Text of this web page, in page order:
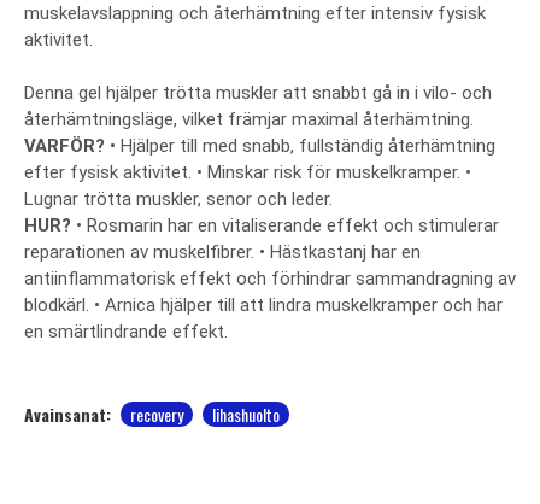
muskelavslappning och återhämtning efter intensiv fysisk
aktivitet.
Denna gel hjälper trötta muskler att snabbt gå in i vilo- och
återhämtningsläge, vilket främjar maximal återhämtning.
VARFÖR? • Hjälper till med snabb, fullständig återhämtning
efter fysisk aktivitet. • Minskar risk för muskelkramper. •
Lugnar trötta muskler, senor och leder.
HUR? • Rosmarin har en vitaliserande effekt och stimulerar
reparationen av muskelfibrer. • Hästkastanj har en
antiinflammatorisk effekt och förhindrar sammandragning av
blodkärl. • Arnica hjälper till att lindra muskelkramper och har
en smärtlindrande effekt.
Avainsanat: recovery lihashuolto